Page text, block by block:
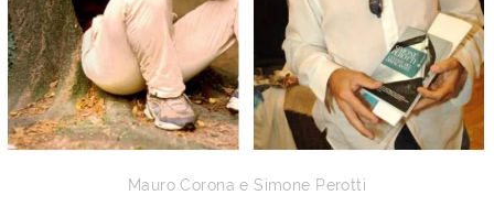
Mauro Corona e Simone Perotti